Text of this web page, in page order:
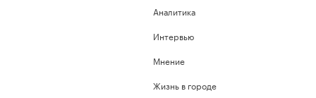
Аналитика
Интервью
Мнение
Жизнь в городе